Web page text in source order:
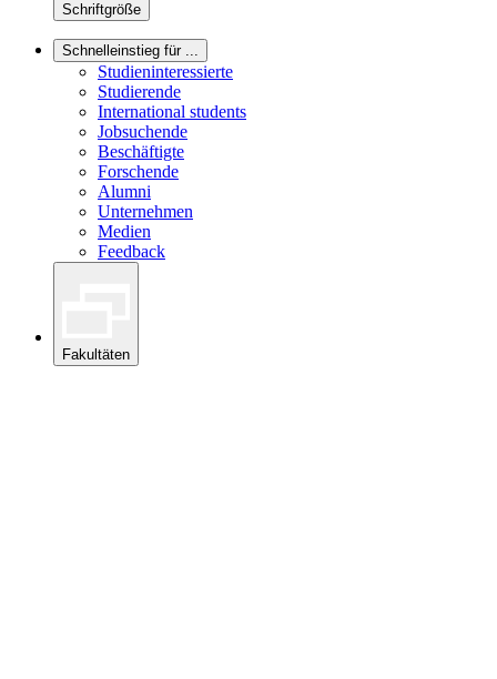
Schriftgröße
Schnelleinstieg für ...
Studieninteressierte
Studierende
International students
Jobsuchende
Beschäftigte
Forschende
Alumni
Unternehmen
Medien
Feedback
Fakultäten